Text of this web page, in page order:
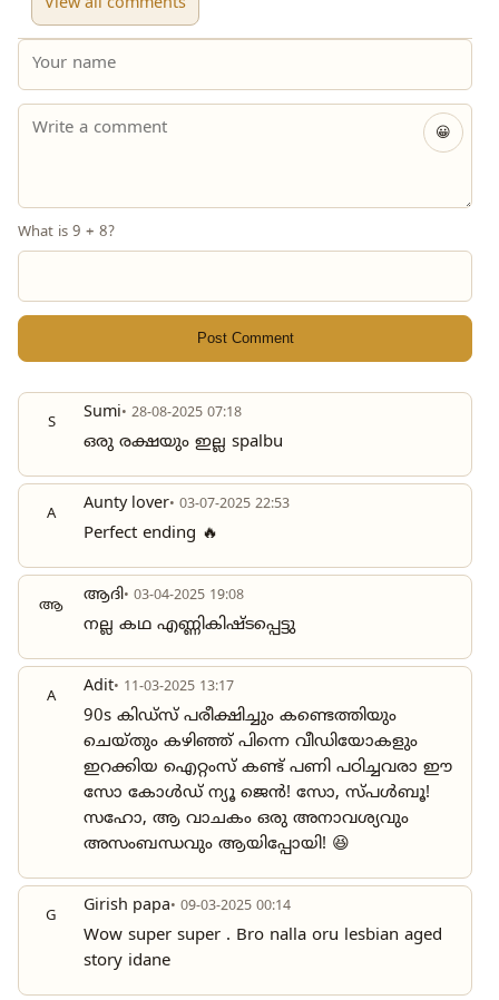
View all comments
😀
What is 9 + 8?
Post Comment
S Sumi• 28-08-2025 07:18
ഒരു രക്ഷയും ഇല്ല spalbu
A Aunty lover• 03-07-2025 22:53
Perfect ending 🔥
ആ ആദി• 03-04-2025 19:08
നല്ല കഥ എണ്ണികിഷ്ടപ്പെട്ടു
A Adit• 11-03-2025 13:17
90s കിഡ്സ് പരീക്ഷിച്ചും കണ്ടെത്തിയും
ചെയ്തും കഴിഞ്ഞ് പിന്നെ വീഡിയോകളും
ഇറക്കിയ ഐറ്റംസ് കണ്ട് പണി പഠിച്ചവരാ ഈ
സോ കോൾഡ് ന്യൂ ജെൻ! സോ, സ്പൾബൂ!
സഹോ, ആ വാചകം ഒരു അനാവശ്യവും
അസംബന്ധവും ആയിപ്പോയി! 😆
G Girish papa• 09-03-2025 00:14
Wow super super . Bro nalla oru lesbian aged
story idane